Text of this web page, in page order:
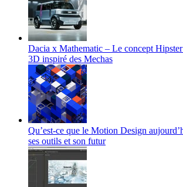
Dacia x Mathematic – Le concept
3D inspiré des Mechas
Qu’est-ce que le Motion Design
ses outils et son futur